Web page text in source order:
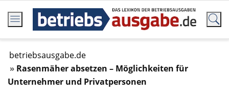
betriebsausgabe.de
Rasenmäher absetzen – Möglichkeiten für
Unternehmer und Privatpersonen